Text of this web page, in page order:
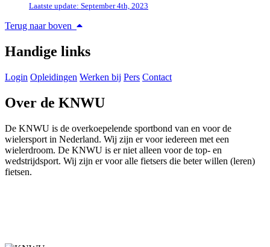
Laatste update: September 4th, 2023
Terug naar boven
Handige links
Login Opleidingen Werken bij Pers Contact
Over de KNWU
De KNWU is de overkoepelende sportbond van en voor de
wielersport in Nederland. Wij zijn er voor iedereen met een
wielerdroom. De KNWU is er niet alleen voor de top- en
wedstrijdsport. Wij zijn er voor alle fietsers die beter willen (leren)
fietsen.